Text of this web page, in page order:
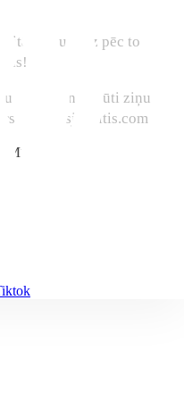
uzreiz pēc to
abonēšanas, sūti ziņu